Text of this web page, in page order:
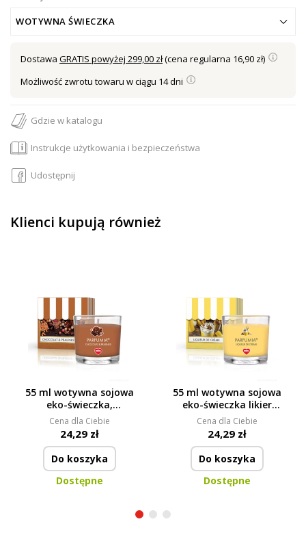
WOTYWNA ŚWIECZKA
Dostawa GRATIS powyżej 299,00 zł(cena regularna 16,90 zł)
Możliwość zwrotu towaru w ciągu 14 dni
Gdzie w katalogu
Instrukcje użytkowania i bezpieczeństwa
Udostępnij
Klienci kupują również
55 ml wotywna sojowa
eko-świeczka,
czekolada i pralinki,
CHOCOLAT & PRALINES,
PARFUMIA®
Cena dla Ciebie
24,29 zł
Do koszyka
Dostępne
55 ml wotywna sojowa
eko-świeczka likier
jajeczny, LIQUEUR DE
CRÈME, PARFUMIA®
Cena dla Ciebie
24,29 zł
Do koszyka
Dostępne